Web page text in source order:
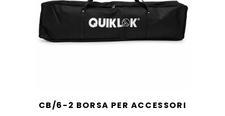
CB/6-2 BORSA PER ACCESSORI